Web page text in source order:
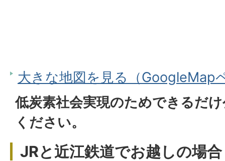
大きな地図を見る（GoogleMap
低炭素社会実現のためできるだ
ください。
JRと近江鉄道でお越しの場合